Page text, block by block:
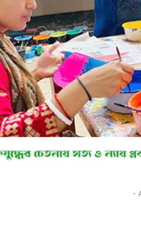
-